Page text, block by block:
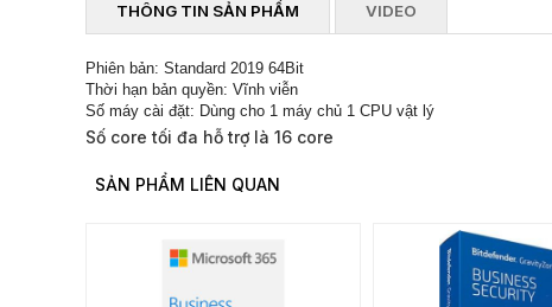
THÔNG TIN SẢN PHẨM VIDEO
Phiên bản: Standard 2019 64Bit
Thời hạn bản quyền: Vĩnh viễn
Số máy cài đặt: Dùng cho 1 máy chủ 1 CPU vật lý
Số core tối đa hỗ trợ là 16 core
SẢN PHẨM LIÊN QUAN